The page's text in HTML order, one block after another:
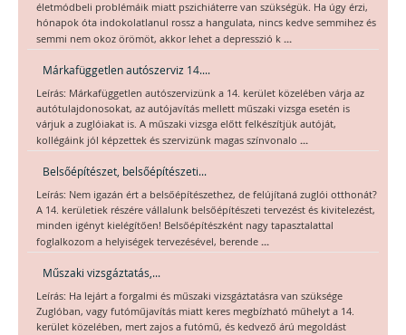
életmódbeli problémáik miatt pszichiáterre van szükségük. Ha úgy érzi,
hónapok óta indokolatlanul rossz a hangulata, nincs kedve semmihez és
semmi nem okoz örömöt, akkor lehet a depresszió k ...
Márkafüggetlen autószerviz 14....
Leírás: Márkafüggetlen autószervizünk a 14. kerület közelében várja az
autótulajdonosokat, az autójavítás mellett műszaki vizsga esetén is
várjuk a zuglóiakat is. A műszaki vizsga előtt felkészítjük autóját,
kollégáink jól képzettek és szervizünk magas színvonalo ...
Belsőépítészet, belsőépítészeti...
Leírás: Nem igazán ért a belsőépítészethez, de felújítaná zuglói otthonát?
A 14. kerületiek részére vállalunk belsőépítészeti tervezést és kivitelezést,
minden igényt kielégítően! Belsőépítészként nagy tapasztalattal
foglalkozom a helyiségek tervezésével, berende ...
Műszaki vizsgáztatás,...
Leírás: Ha lejárt a forgalmi és műszaki vizsgáztatásra van szüksége
Zuglóban, vagy futóműjavítás miatt keres megbízható műhelyt a 14.
kerület közelében, mert zajos a futómű, és kedvező árú megoldást